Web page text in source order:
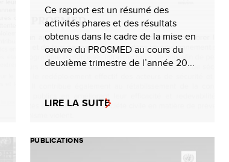
Ce rapport est un résumé des
activités phares et des résultats
obtenus dans le cadre de la mise en
œuvre du PROSMED au cours du
deuxième trimestre de l’année 20...
LIRE LA SUITE
PUBLICATIONS